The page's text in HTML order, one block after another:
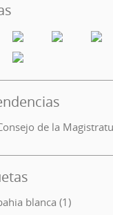
de la
blanca (1)